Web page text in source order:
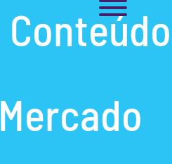
Prazer,
Conteúdo
Mercado